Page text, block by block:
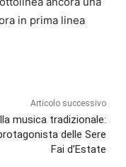
in prima linea
Articolo successivo
musica tradizionale:
delle Sere
Fai d’Estate